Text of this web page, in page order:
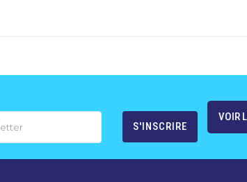
VOIR